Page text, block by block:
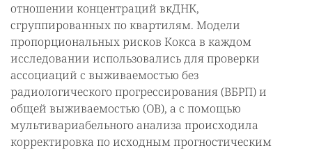
отношении концентраций вкДНК,
сгруппированных по квартилям. Модели
пропорциональных рисков Кокса в каждом
исследовании использовались для проверки
ассоциаций с выживаемостью без
радиологического прогрессирования (ВБРП) и
общей выживаемостью (ОВ), а с помощью
мультивариабельного анализа происходила
корректировка по исходным прогностическим